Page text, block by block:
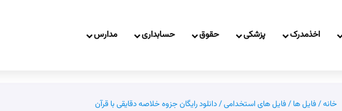
اخذمدرک پزشکی حقوق حسابداری مدارس
خانه/فایل ها /فایل های استخدامی/دانلود رایگان جزوه خلاصه دقایقی با قرآن